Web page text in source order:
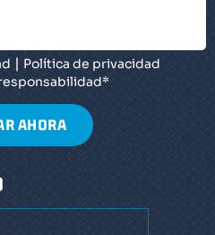
| Política de privacidad